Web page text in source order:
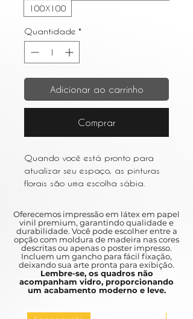
100X100
Quantidade *
Adicionar ao carrinho
Comprar
Quando você está pronto para
atualizar seu espaço, as pinturas
florais são uma escolha sábia.
leve e arejada.
When you are ready to upgrade
your space, floral paintings are a
wise choice.
Choose an impressionist style or
watercolor for a light and airy
Oferecemos impressão em látex em papel
vinil premium, garantindo qualidade e
durabilidade. Você pode escolher entre a
opção com moldura de madeira nas cores
descritas ou apenas o poster impresso.
Incluem um gancho para fácil fixação,
deixando sua arte pronta para exibição.
Lembre-se, os quadros não
acompanham vidro, proporcionando
um acabamento moderno e leve.